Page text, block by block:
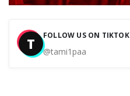
T FOLLOW US ON TIKTOK
@tami1paa